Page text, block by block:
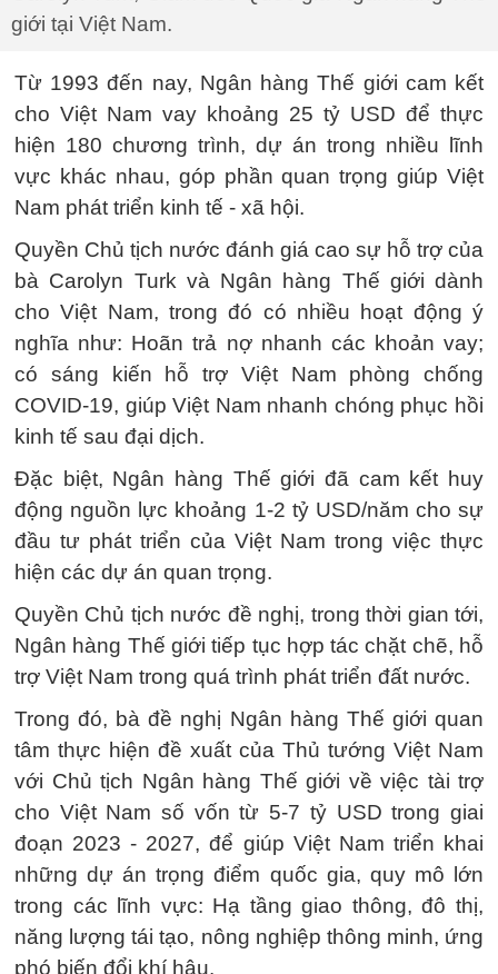
giới tại Việt Nam.
Từ 1993 đến nay, Ngân hàng Thế giới cam kết
cho Việt Nam vay khoảng 25 tỷ USD để thực
hiện 180 chương trình, dự án trong nhiều lĩnh
vực khác nhau, góp phần quan trọng giúp Việt
Nam phát triển kinh tế - xã hội.
Quyền Chủ tịch nước đánh giá cao sự hỗ trợ của
bà Carolyn Turk và Ngân hàng Thế giới dành
cho Việt Nam, trong đó có nhiều hoạt động ý
nghĩa như: Hoãn trả nợ nhanh các khoản vay;
có sáng kiến hỗ trợ Việt Nam phòng chống
COVID-19, giúp Việt Nam nhanh chóng phục hồi
kinh tế sau đại dịch.
Đặc biệt, Ngân hàng Thế giới đã cam kết huy
động nguồn lực khoảng 1-2 tỷ USD/năm cho sự
đầu tư phát triển của Việt Nam trong việc thực
hiện các dự án quan trọng.
Quyền Chủ tịch nước đề nghị, trong thời gian tới,
Ngân hàng Thế giới tiếp tục hợp tác chặt chẽ, hỗ
trợ Việt Nam trong quá trình phát triển đất nước.
Trong đó, bà đề nghị Ngân hàng Thế giới quan
tâm thực hiện đề xuất của Thủ tướng Việt Nam
với Chủ tịch Ngân hàng Thế giới về việc tài trợ
cho Việt Nam số vốn từ 5-7 tỷ USD trong giai
đoạn 2023 - 2027, để giúp Việt Nam triển khai
những dự án trọng điểm quốc gia, quy mô lớn
trong các lĩnh vực: Hạ tầng giao thông, đô thị,
năng lượng tái tạo, nông nghiệp thông minh, ứng
phó biến đổi khí hậu.